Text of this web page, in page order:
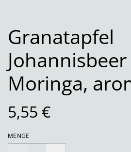
Granatapfel
Moringa,
5,55 €
MENGE